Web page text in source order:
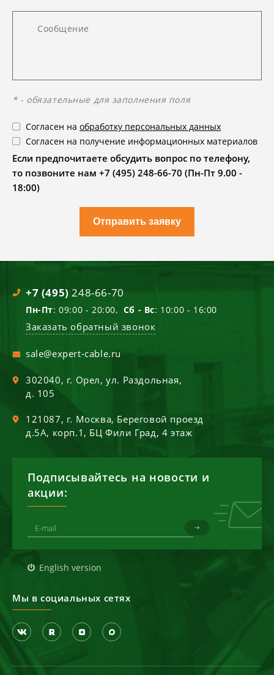
* - обязательные для заполнения поля
Согласен на обработку персональных данных
Согласен на получение информационных материалов
Если предпочитаете обсудить вопрос по телефону,
то позвоните нам +7 (495) 248-66-70 (Пн-Пт 9.00 -
18:00)
Отправить заявку
+7 (495) 248-66-70
Пн-Пт: 09:00 - 20:00, Сб - Вс: 10:00 - 16:00
Заказать обратный звонок
sale@expert-cable.ru
302040, г. Орел,ул. Раздольная,
д. 105
121087, г. Москва, Береговой проезд
д.5А, корп.1, БЦ Фили Град, 4 этаж
Подписывайтесь на новости и
акции:
English version
Мы в социальных сетях